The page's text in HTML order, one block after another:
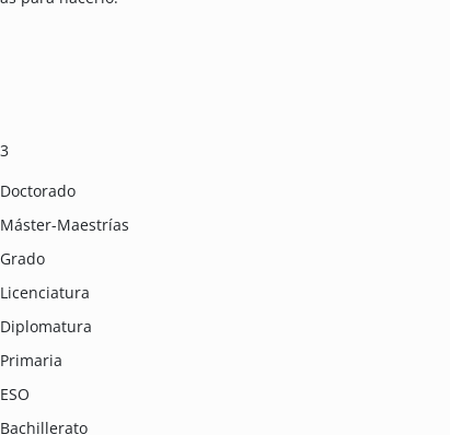
3
Doctorado
Máster-Maestrías
Grado
Licenciatura
Diplomatura
Primaria
ESO
Bachillerato